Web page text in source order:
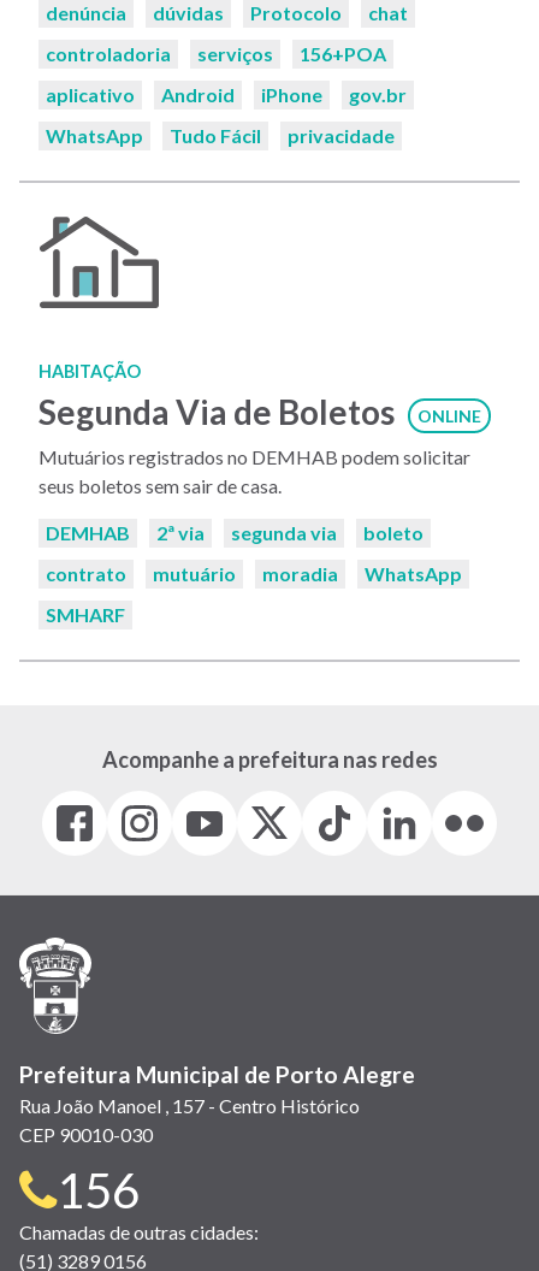
denúncia
dúvidas Protocolo
chat
controladoria
serviços
156+POA
aplicativo
Android iPhone
gov.br
WhatsApp
Tudo Fácil privacidade
HABITAÇÃO
Segunda Via de Boletos ONLINE
Mutuários registrados no DEMHAB podem solicitar
seus boletos sem sair de casa.
Palavras-
DEMHAB 2ª via segunda via
boleto
contrato
mutuário moradia
WhatsApp
SMHARF
Acompanhe a prefeitura nas redes
Facebook
(link
em
janela)
Instagram
(link
em
(link
em
(Antigo
(link
Tiktok
(link
em
LinkedIn
(link
em
(link
em
Prefeitura Municipal de Porto Alegre
Rua João Manoel , 157 - Centro Histórico
CEP 90010-030
Telefone
para
156
Chamadas de outras cidades:
(51) 3289 0156